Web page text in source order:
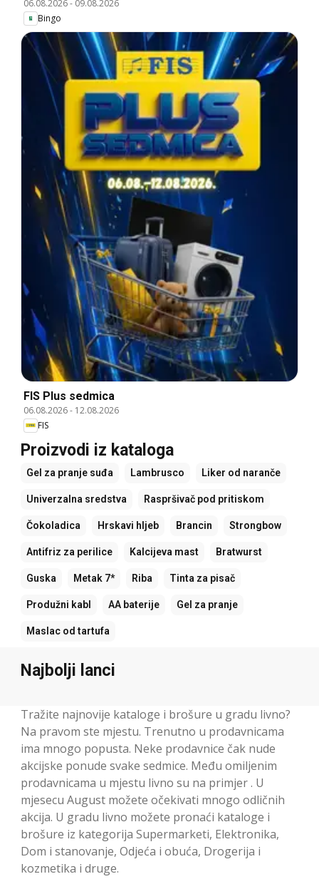
06.08.2026- 09.08.2026
Bingo
FIS Plus sedmica
06.08.2026- 12.08.2026
FIS
Proizvodi iz kataloga
Gel za pranje suđa Lambrusco Liker od naranče
Univerzalna sredstva Raspršivač pod pritiskom
Čokoladica Hrskavi hljeb Brancin Strongbow
Antifriz za perilice Kalcijeva mast Bratwurst
Guska Metak 7* Riba Tinta za pisač
Produžni kabl AA baterije Gel za pranje
Maslac od tartufa
Najbolji lanci
Tražite najnovije kataloge i brošure u gradu livno?
Na pravom ste mjestu. Trenutno u prodavnicama
ima mnogo popusta. Neke prodavnice čak nude
akcijske ponude svake sedmice. Među omiljenim
prodavnicama u mjestu livno su na primjer . U
mjesecu August možete očekivati mnogo odličnih
akcija. U gradu livno možete pronaći kataloge i
brošure iz kategorija Supermarketi, Elektronika,
Dom i stanovanje, Odjeća i obuća, Drogerija i
kozmetika i druge.